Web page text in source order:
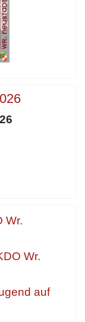
Wr.
Wr.
auf